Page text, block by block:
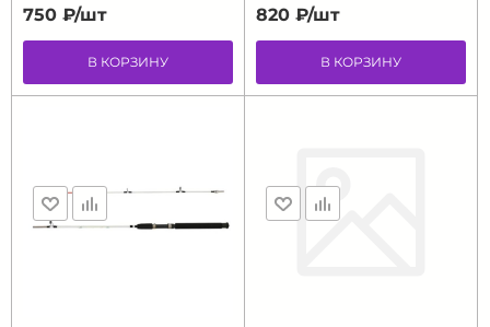
750 ₽/шт
В КОРЗИНУ
820 ₽/шт
В КОРЗИНУ